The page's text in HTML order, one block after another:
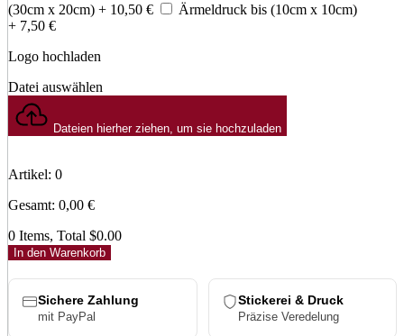
(30cm x 20cm) + 10,50 €
Ärmeldruck bis (10cm x 10cm)
+ 7,50 €
Logo hochladen
Datei auswählen
Dateien hierher ziehen, um sie hochzuladen
Artikel: 0
Gesamt: 0,00 €
0 Items, Total $0.00
In den Warenkorb
Sichere Zahlung
mit PayPal
Stickerei & Druck
Präzise Veredelung